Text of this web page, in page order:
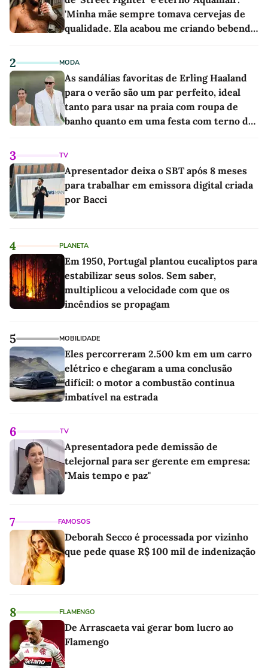
'Minha mãe sempre tomava cervejas de
qualidade. Ela acabou me criando bebendo
2 MODA
As sandálias favoritas de Erling Haaland
para o verão são um par perfeito, ideal
tanto para usar na praia com roupa de
banho quanto em uma festa com terno de
3 TV
Apresentador deixa o SBT após 8 meses
para trabalhar em emissora digital criada
por Bacci
4 PLANETA
Em 1950, Portugal plantou eucaliptos para
estabilizar seus solos. Sem saber,
multiplicou a velocidade com que os
incêndios se propagam
5 MOBILIDADE
Eles percorreram 2.500 km em um carro
elétrico e chegaram a uma conclusão
difícil: o motor a combustão continua
imbatível na estrada
6 TV
Apresentadora pede demissão de
telejornal para ser gerente em empresa:
"Mais tempo e paz"
7 FAMOSOS
Deborah Secco é processada por vizinho
que pede quase R$ 100 mil de indenização
8 FLAMENGO
De Arrascaeta vai gerar bom lucro ao
Flamengo